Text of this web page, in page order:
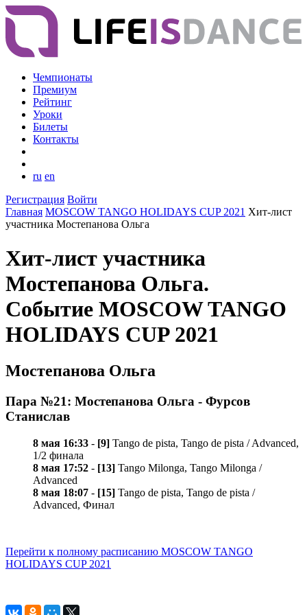
Чемпионаты
Премиум
Рейтинг
Уроки
Билеты
Контакты
ru en
Регистрация Войти
Главная MOSCOW TANGO HOLIDAYS CUP 2021 Хит-лист
участника Мостепанова Ольга
Хит-лист участника
Мостепанова Ольга.
Событие MOSCOW TANGO
HOLIDAYS CUP 2021
Мостепанова Ольга
Пара №21: Мостепанова Ольга - Фурсов
Станислав
8 мая 16:33 - [9] Tango de pista, Tango de pista / Advanced,
1/2 финала
8 мая 17:52 - [13] Tango Milonga, Tango Milonga /
Advanced
8 мая 18:07 - [15] Tango de pista, Tango de pista /
Advanced, Финал
Перейти к полному расписанию MOSCOW TANGO
HOLIDAYS CUP 2021